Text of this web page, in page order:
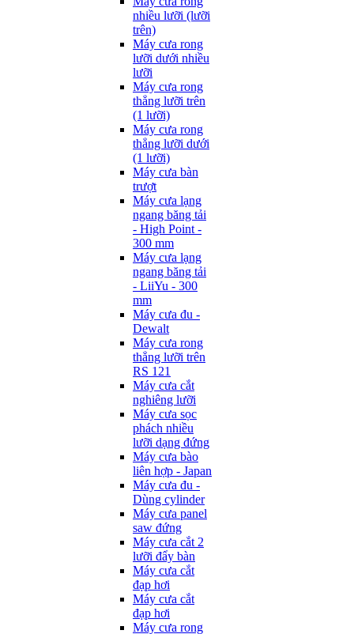
nhiều lưỡi (lưỡi
trên)
Máy cưa rong
lưỡi dưới nhiều
lưỡi
Máy cưa rong
thẳng lưỡi trên
(1 lưỡi)
Máy cưa rong
thẳng lưỡi dưới
(1 lưỡi)
Máy cưa bàn
trượt
Máy cưa lạng
ngang băng tải
- High Point -
300 mm
Máy cưa lạng
ngang băng tải
- LiiYu - 300
mm
Máy cưa đu -
Dewalt
Máy cưa rong
thẳng lưỡi trên
RS 121
Máy cưa cắt
nghiêng lưỡi
Máy cưa sọc
phách nhiều
lưỡi dạng đứng
Máy cưa bào
liên hợp - Japan
Máy cưa đu -
Dùng cylinder
Máy cưa panel
saw đứng
Máy cưa cắt 2
lưỡi đẩy bàn
Máy cưa cắt
đạp hơi
Máy cưa cắt
đạp hơi
Máy cưa rong